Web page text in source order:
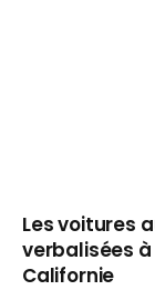
Les voitures
verbalisées à
Californie